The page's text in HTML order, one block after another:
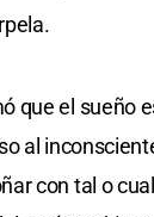
que el sueño
al
con tal o